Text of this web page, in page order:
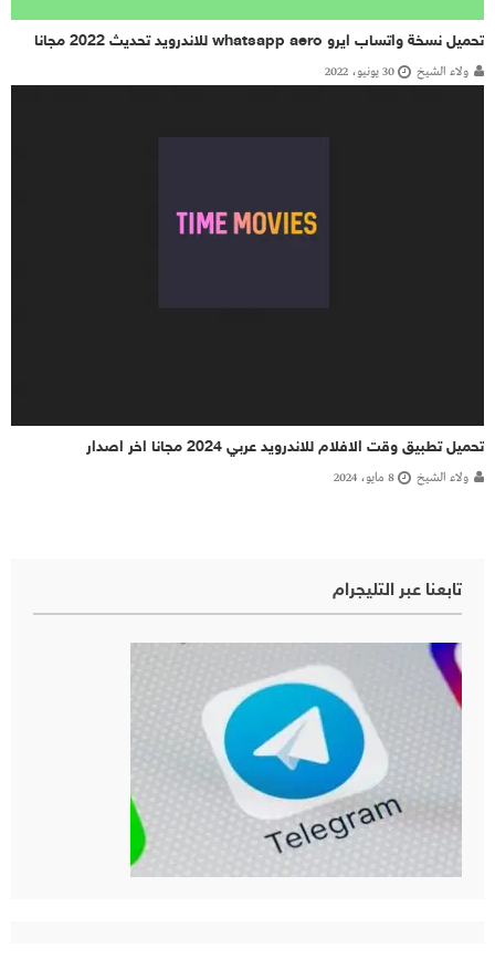
تحميل نسخة واتساب ايرو whatsapp aero للاندرويد تحديث 2022 مجانا
ولاء الشيخ 30 يونيو، 2022
تحميل تطبيق وقت الافلام للاندرويد عربي 2024 مجانا اخر اصدار
ولاء الشيخ 8 مايو، 2024
تابعنا عبر التليجرام